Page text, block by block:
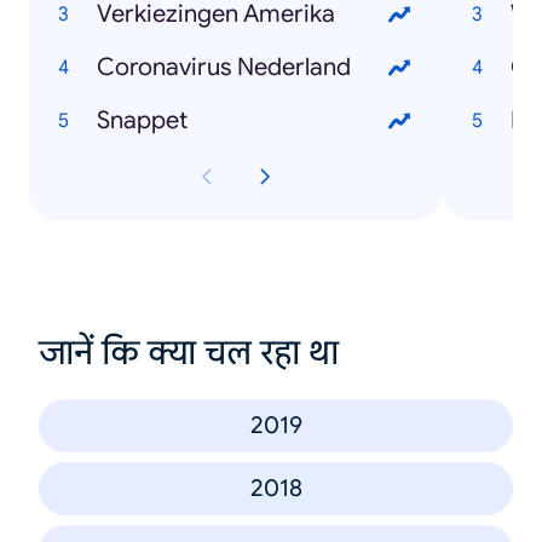
Verkiezingen Amerika
Coronavirus Nederland
Snappet
जानें कि क्या चल रहा था
2019
2018